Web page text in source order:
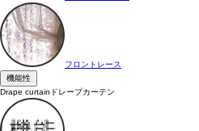
フロントレース
機能性
Drape curtain ドレープカーテン